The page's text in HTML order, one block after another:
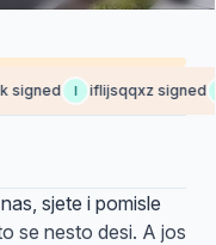
I iflijsqqxz signed Y
sjete i pomisle
se nesto desi. A jos